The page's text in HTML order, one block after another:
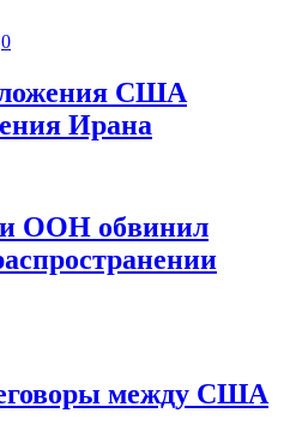
0
США
Ирана
ООН обвинил
между США